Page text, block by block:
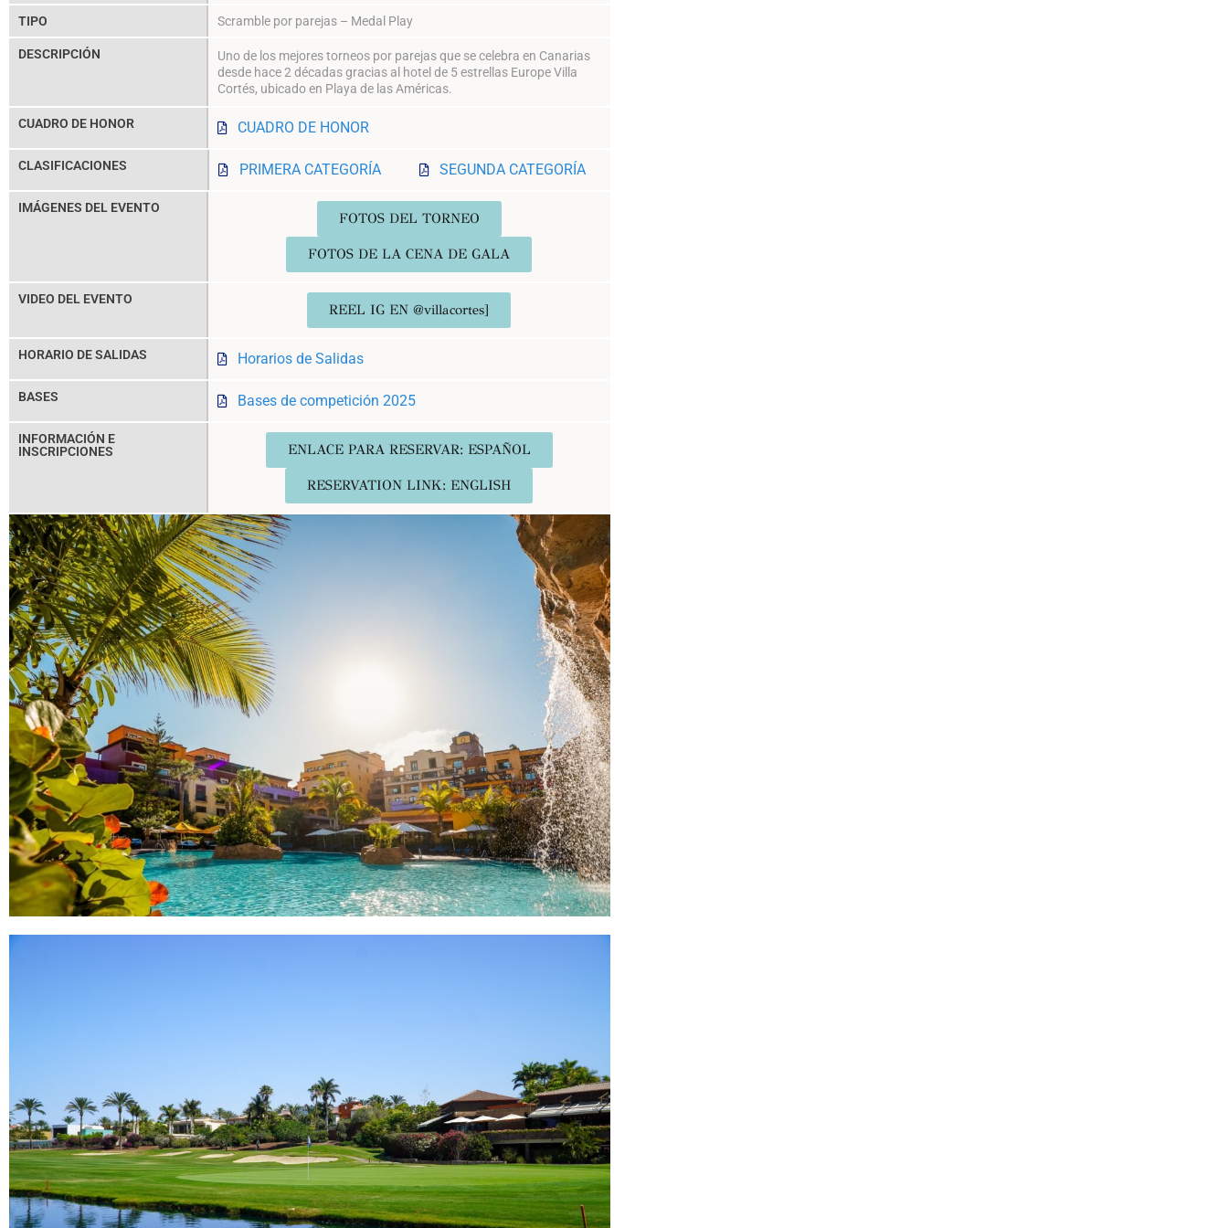
TIPO Scramble por parejas – Medal Play
DESCRIPCIÓN
Uno de los mejores torneos por parejas que se celebra en Canarias
desde hace 2 décadas gracias al hotel de 5 estrellas Europe Villa
Cortés, ubicado en Playa de las Américas.
CUADRO DE HONOR CUADRO DE HONOR
CLASIFICACIONES PRIMERA CATEGORÍA SEGUNDA CATEGORÍA
IMÁGENES DEL EVENTO
FOTOS DEL TORNEO
FOTOS DE LA CENA DE GALA
VIDEO DEL EVENTO
REEL IG EN @villacortes]
HORARIO DE SALIDAS Horarios de Salidas
BASES Bases de competición 2025
INFORMACIÓN E
INSCRIPCIONES
ENLACE PARA RESERVAR: ESPAÑOL
RESERVATION LINK: ENGLISH